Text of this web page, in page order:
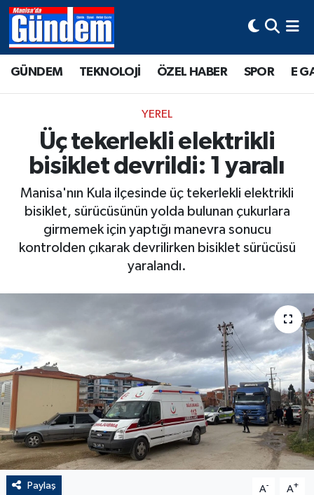
GÜNDEM TEKNOLOJİ ÖZEL HABER SPOR E
YEREL
Üç tekerlekli elektrikli
bisiklet devrildi: 1 yaralı
Manisa'nın Kula ilçesinde üç tekerlekli elektrikli
bisiklet, sürücüsünün yolda bulunan çukurlara
girmemek için yaptığı manevra sonucu
kontrolden çıkarak devrilirken bisiklet sürücüsü
yaralandı.
Paylaş A- A+
Manisa Hava Durumu
Süper Lig Puan Durumu ve Fikstür
Tüm Manşetler
Son Dakika Haberleri
Haber Arşivi